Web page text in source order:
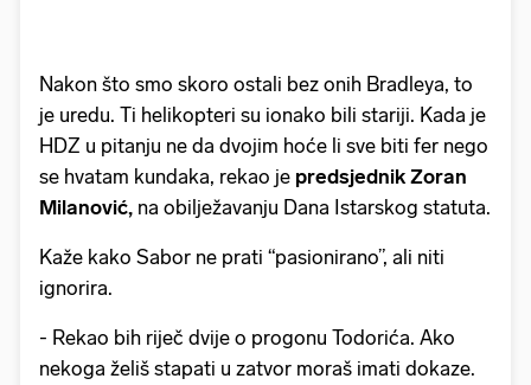
Nakon što smo skoro ostali bez onih Bradleya, to
je uredu. Ti helikopteri su ionako bili stariji. Kada je
HDZ u pitanju ne da dvojim hoće li sve biti fer nego
se hvatam kundaka, rekao je predsjednik Zoran
Milanović, na obilježavanju Dana Istarskog statuta.
Kaže kako Sabor ne prati “pasionirano”, ali niti
ignorira.
- Rekao bih riječ dvije o progonu Todorića. Ako
nekoga želiš stapati u zatvor moraš imati dokaze.